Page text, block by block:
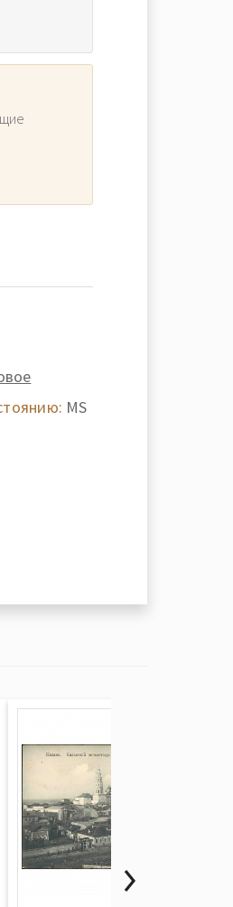
MS